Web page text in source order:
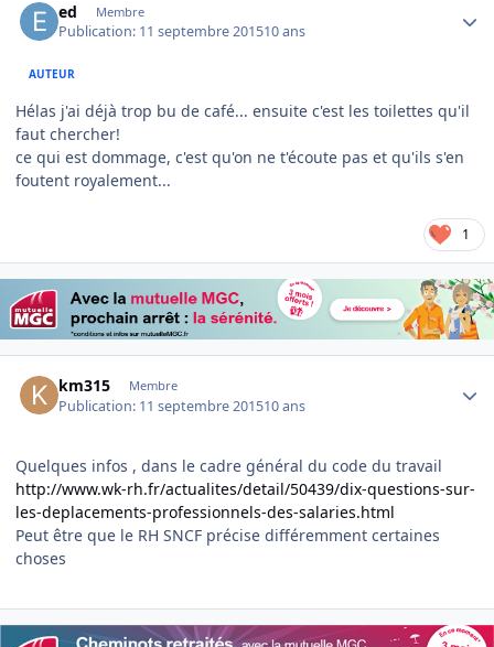
ed Membre
Publication: 11 septembre 201510 ans
AUTEUR
Hélas j'ai déjà trop bu de café... ensuite c'est les toilettes qu'il
faut chercher!
ce qui est dommage, c'est qu'on ne t'écoute pas et qu'ils s'en
foutent royalement...
1
km315 Membre
Publication: 11 septembre 201510 ans
Quelques infos , dans le cadre général du code du travail
http://www.wk-rh.fr/actualites/detail/50439/dix-questions-sur-
les-deplacements-professionnels-des-salaries.html
Peut être que le RH SNCF précise différemment certaines
choses